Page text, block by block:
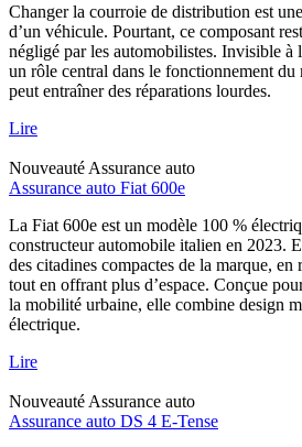
Changer la courroie de distribution est
d’un véhicule. Pourtant, ce composant
négligé par les automobilistes. Invisible
un rôle central dans le fonctionnement du
peut entraîner des réparations lourdes.
Lire
Nouveauté Assurance auto
Assurance auto Fiat 600e
La Fiat 600e est un modèle 100 %
constructeur automobile italien en 2023.
des citadines compactes de la marque, en
tout en offrant plus d’espace. Conçue
la mobilité urbaine, elle combine design
électrique.
Lire
Nouveauté Assurance auto
Assurance auto DS 4 E-Tense